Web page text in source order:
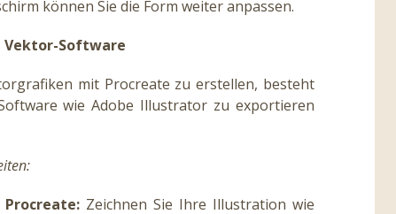
können Sie die Form weiter anpassen.
Vektor-Software
mit Procreate zu erstellen, besteht
wie Adobe Illustrator zu exportieren
Zeichnen Sie Ihre Illustration wie